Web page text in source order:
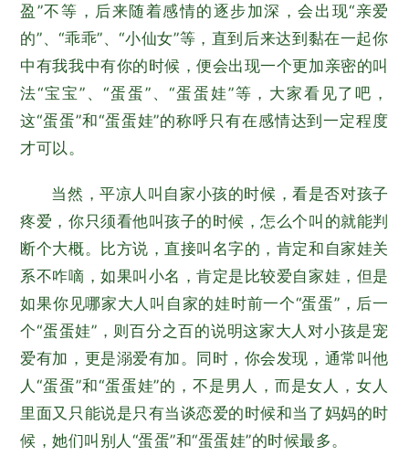
盈”不等，后来随着感情的逐步加深，会出现“亲爱
的”、“乖乖”、“小仙女”等，直到后来达到黏在一起你
中有我我中有你的时候，便会出现一个更加亲密的叫
法“宝宝”、“蛋蛋”、“蛋蛋娃”等，大家看见了吧，
这“蛋蛋”和“蛋蛋娃”的称呼只有在感情达到一定程度
才可以。
当然，平凉人叫自家小孩的时候，看是否对孩子
疼爱，你只须看他叫孩子的时候，怎么个叫的就能判
断个大概。比方说，直接叫名字的，肯定和自家娃关
系不咋嘀，如果叫小名，肯定是比较爱自家娃，但是
如果你见哪家大人叫自家的娃时前一个“蛋蛋”，后一
个“蛋蛋娃”，则百分之百的说明这家大人对小孩是宠
爱有加，更是溺爱有加。同时，你会发现，通常叫他
人“蛋蛋”和“蛋蛋娃”的，不是男人，而是女人，女人
里面又只能说是只有当谈恋爱的时候和当了妈妈的时
候，她们叫别人“蛋蛋”和“蛋蛋娃”的时候最多。